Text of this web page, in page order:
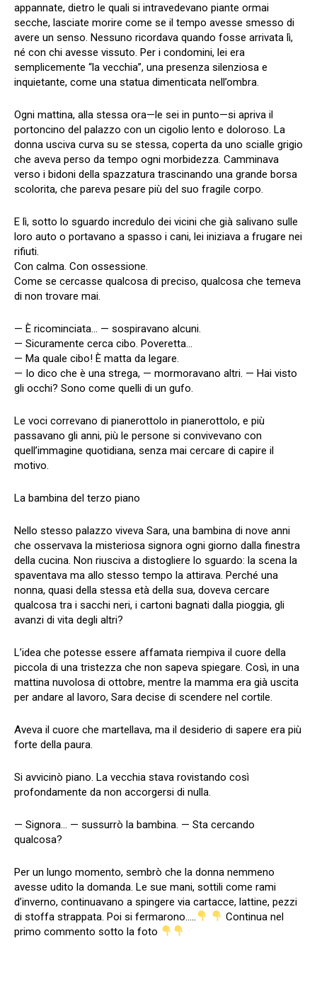
appannate, dietro le quali si intravedevano piante ormai
secche, lasciate morire come se il tempo avesse smesso di
avere un senso. Nessuno ricordava quando fosse arrivata lì,
né con chi avesse vissuto. Per i condomini, lei era
semplicemente “la vecchia”, una presenza silenziosa e
inquietante, come una statua dimenticata nell’ombra.
Ogni mattina, alla stessa ora—le sei in punto—si apriva il
portoncino del palazzo con un cigolio lento e doloroso. La
donna usciva curva su se stessa, coperta da uno scialle grigio
che aveva perso da tempo ogni morbidezza. Camminava
verso i bidoni della spazzatura trascinando una grande borsa
scolorita, che pareva pesare più del suo fragile corpo.
E lì, sotto lo sguardo incredulo dei vicini che già salivano sulle
loro auto o portavano a spasso i cani, lei iniziava a frugare nei
rifiuti.
Con calma. Con ossessione.
Come se cercasse qualcosa di preciso, qualcosa che temeva
di non trovare mai.
— È ricominciata… — sospiravano alcuni.
— Sicuramente cerca cibo. Poveretta…
— Ma quale cibo! È matta da legare.
— Io dico che è una strega, — mormoravano altri. — Hai visto
gli occhi? Sono come quelli di un gufo.
Le voci correvano di pianerottolo in pianerottolo, e più
passavano gli anni, più le persone si convivevano con
quell’immagine quotidiana, senza mai cercare di capire il
motivo.
La bambina del terzo piano
Nello stesso palazzo viveva Sara, una bambina di nove anni
che osservava la misteriosa signora ogni giorno dalla finestra
della cucina. Non riusciva a distogliere lo sguardo: la scena la
spaventava ma allo stesso tempo la attirava. Perché una
nonna, quasi della stessa età della sua, doveva cercare
qualcosa tra i sacchi neri, i cartoni bagnati dalla pioggia, gli
avanzi di vita degli altri?
L’idea che potesse essere affamata riempiva il cuore della
piccola di una tristezza che non sapeva spiegare. Così, in una
mattina nuvolosa di ottobre, mentre la mamma era già uscita
per andare al lavoro, Sara decise di scendere nel cortile.
Aveva il cuore che martellava, ma il desiderio di sapere era più
forte della paura.
Si avvicinò piano. La vecchia stava rovistando così
profondamente da non accorgersi di nulla.
— Signora… — sussurrò la bambina. — Sta cercando
qualcosa?
Per un lungo momento, sembrò che la donna nemmeno
avesse udito la domanda. Le sue mani, sottili come rami
d’inverno, continuavano a spingere via cartacce, lattine, pezzi
di stoffa strappata. Poi si fermarono…..
Continua nel
primo commento sotto la foto